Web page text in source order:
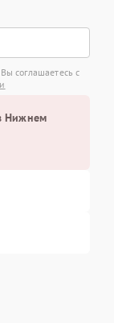
соглашаетесь с
Нижнем